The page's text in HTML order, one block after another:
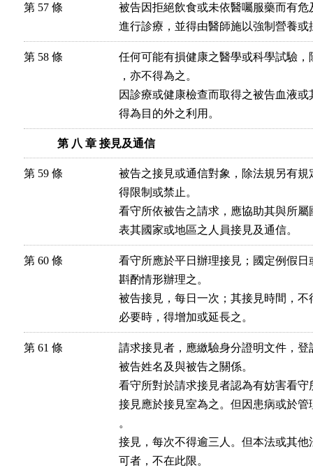
第 57 條
被告因拒絕飲食或未依醫囑服藥而有
進行診療，並得由醫師施以強制營養
第 58 條
任何可能有損健康之醫學或科學試驗
，亦不得為之。
因診療或健康檢查而取得之被告血液
得為目的外之利用。
第 八 章 接見及通信
第 59 條
被告之接見或通信對象，除法規另有
得限制或禁止。
看守所依被告之請求，應協助其與所
表其國家或地區之人員接見及通信。
第 60 條
看守所應於平日辦理接見；國定例假
斟酌情形辦理之。
被告接見，每日一次；其接見時間，
必要時，得增加或延長之。
第 61 條
請求接見者，應繳驗身分證明文件，
被告姓名及與被告之關係。
看守所對於請求接見者認為有妨害看
接見應於接見室為之。但因患病或於
。
接見，每次不得逾三人。但本法或其
可者，不在此限。